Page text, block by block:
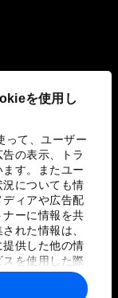
を使用し
って、ユーザー
の表示、トラ
す。またユー
についても情
ィアや広告配
ーに情報を共
れた情報は、
供した他の情
を使用した際
わされ、各パー
とがありま